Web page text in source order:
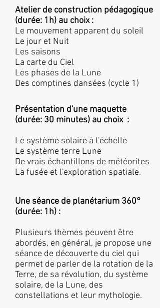
Atelier de construction pédagogique
(durée: 1h) au choix :
Le mouvement apparent du soleil
Le jour et Nuit
Les saisons
La carte du Ciel
Les phases de la Lune
Des comptines dansées (cycle 1)
Présentation d'une maquette
(durée: 30 minutes) au choix :
Le système solaire à l'échelle
Le système terre Lune
De vrais échantillons de météorites
La fusée et l'exploration spatiale.
Une séance de planétarium 360°
(durée: 1h) :
Plusieurs thèmes peuvent être
abordés, en général, je propose une
séance de découverte du ciel qui
permet de parler de la rotation de la
Terre, de sa révolution, du système
solaire, de la Lune, des
constellations et leur mythologie.